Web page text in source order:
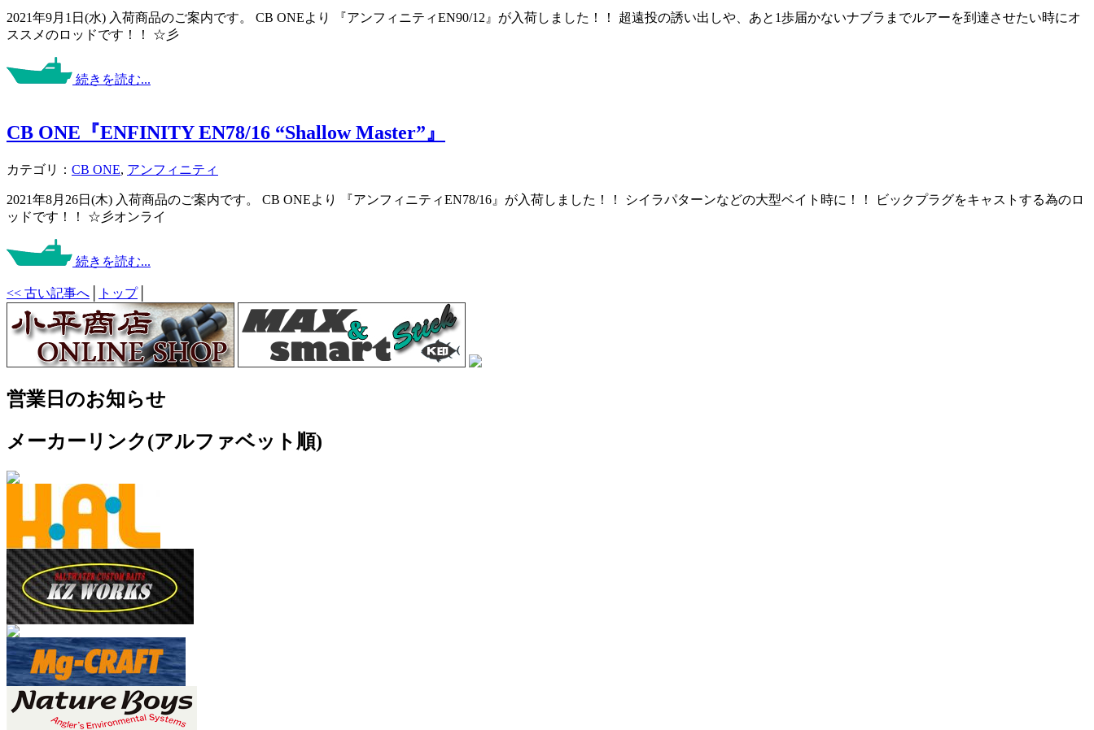
2021年9月1日(水) 入荷商品のご案内です。 CB ONEより 『アンフィニティEN90/12』が入荷しました！！ 超遠投の誘い出しや、あと1歩届かないナブラまでルアーを到達させたい時にオ
ススメのロッドです！！ ☆彡
続きを読む...
CB ONE『ENFINITY EN78/16 “Shallow Master”』
カテゴリ： CB ONE, アンフィニティ
2021年8月26日(木) 入荷商品のご案内です。 CB ONEより 『アンフィニティEN78/16』が入荷しました！！ シイラパターンなどの大型ベイト時に！！ ビックプラグをキャストする為のロ
ッドです！！ ☆彡オンライ
続きを読む...
<< 古い記事へ トップ│
営業日のお知らせ
メーカーリンク(アルファベット順)